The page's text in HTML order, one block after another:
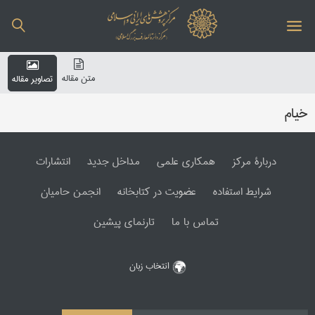
متن مقاله تصاویر مقاله
خیام
دربارۀ مرکز همکاری علمی مداخل جدید
انتشارات
شرایط استفاده
عضویت در کتابخانه
انجمن حامیان
تماس با ما
تارنمای پیشین
انتخاب زبان